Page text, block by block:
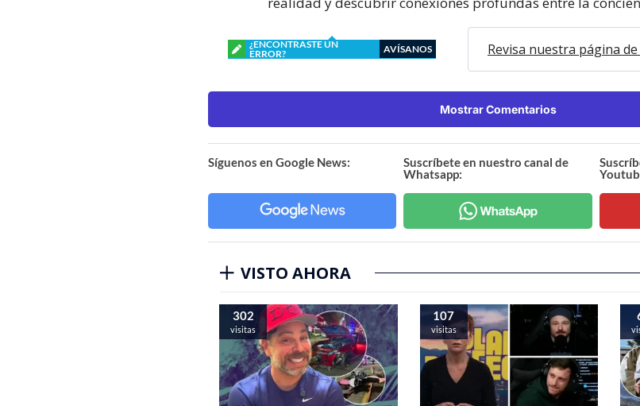
¿ENCONTRASTE UN
ERROR?
AVÍSANOS Revisa nuestra página
Mostrar Comentarios
Síguenos en Google News:
Suscríbete en nuestro canal de
Whatsapp:
VISTO AHORA
302
visitas
107
visitas